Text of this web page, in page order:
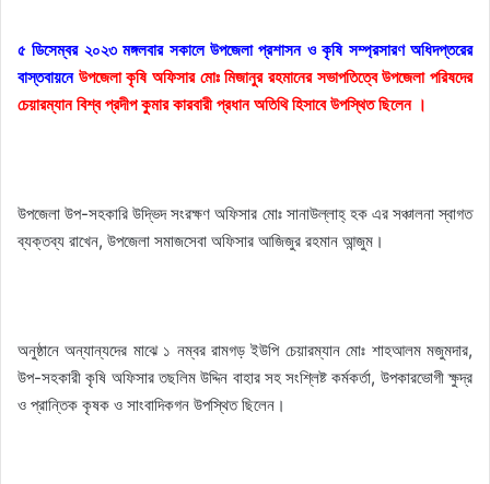
৫ ডিসেম্বর ২০২৩ মঙ্গলবার সকালে উপজেলা প্রশাসন ও কৃষি সম্প্রসারণ অধিদপ্তরের
বাস্তবায়নে উপজেলা কৃষি অফিসার মোঃ মিজানুর রহমানের সভাপতিত্বে উপজেলা পরিষদের
চেয়ারম্যান বিশ্ব প্রদীপ কুমার কারবারী প্রধান অতিথি হিসাবে উপস্থিত ছিলেন ।
উপজেলা উপ-সহকারি উদ্ভিদ সংরক্ষণ অফিসার মোঃ সানাউল্লাহ্ হক এর সঞ্চালনা স্বাগত
ব্যক্তব্য রাখেন, উপজেলা সমাজসেবা অফিসার আজিজুর রহমান আন্জুম।
অনুষ্ঠানে অন্যান্যদের মাঝে ১ নম্বর রামগড় ইউপি চেয়ারম্যান মোঃ শাহআলম মজুমদার,
উপ-সহকারী কৃষি অফিসার তছলিম উদ্দিন বাহার সহ সংশ্লিষ্ট কর্মকর্তা, উপকারভোগী ক্ষুদ্র
ও প্রান্তিক কৃষক ও সাংবাদিকগন উপস্থিত ছিলেন।